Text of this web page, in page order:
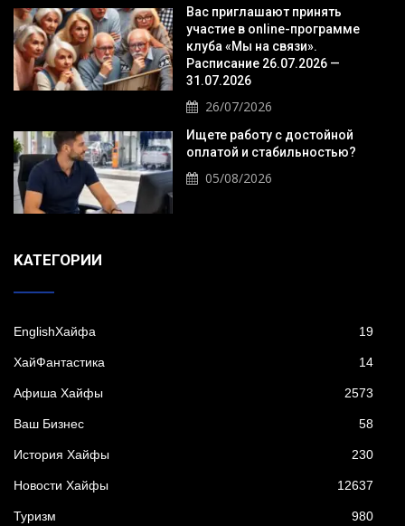
Вас приглашают принять
участие в online-программе
клуба «Мы на связи».
Расписание 26.07.2026 —
31.07.2026
26/07/2026
Ищете работу с достойной
оплатой и стабильностью?
05/08/2026
KАТЕГОРИИ
EnglishХайфа 19
XайФантастика 14
Афиша Хайфы 2573
Ваш Бизнес 58
История Хайфы 230
Новости Хайфы 12637
Туризм 980